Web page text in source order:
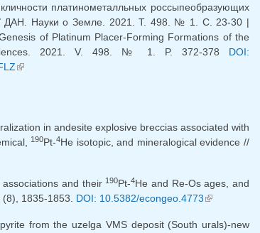
платинометалльных россыпеобразующих
ДАН. Науки о Земле. 2021. T. 498. № 1. C. 23-30 |
of Platinum Placer-Forming Formations of the
2021. V. 498. № 1. P. 372-378 DOI:
(внешняя ссылка)
in andesite explosive breccias associated with
190Pt-4He isotopic, and mineralogical evidence //
associations and their190Pt-4He and Re-Os ages, and
(8), 1835-1853. DOI: 10.5382/econgeo.4773(внешняя
from the uzelga VMS deposit (South urals)-new